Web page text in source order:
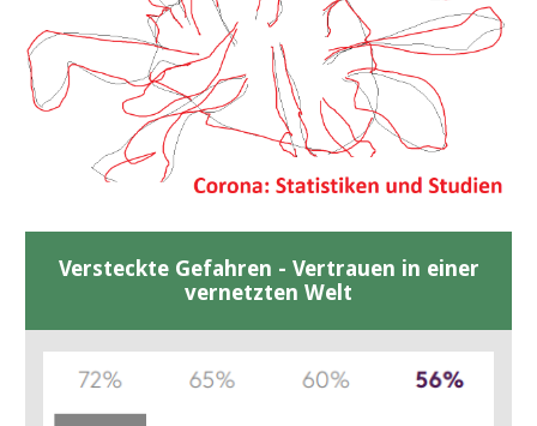
Versteckte Gefahren - Vertrauen in einer
vernetzten Welt